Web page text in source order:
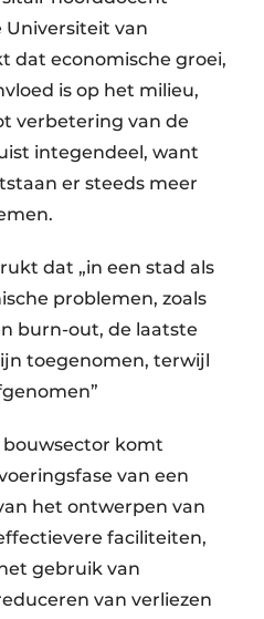
van
dat economische groei,
is op het milieu,
verbetering van de
integendeel, want
er steeds meer
dat „in een stad als
problemen, zoals
burn-out, de laatste
toegenomen, terwijl
komt
van een
het ontwerpen van
faciliteiten,
gebruik van
van verliezen